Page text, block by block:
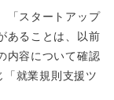
「スタートアップ
あることは、以前
内容について確認
「就業規則支援ツ